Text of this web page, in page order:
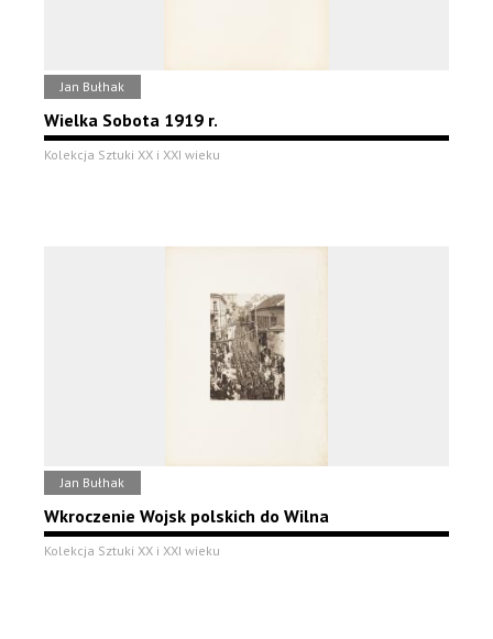
Jan Bułhak
Wielka Sobota 1919 r.
Kolekcja Sztuki XX i XXI wieku
Jan Bułhak
Wkroczenie Wojsk polskich do Wilna
Kolekcja Sztuki XX i XXI wieku